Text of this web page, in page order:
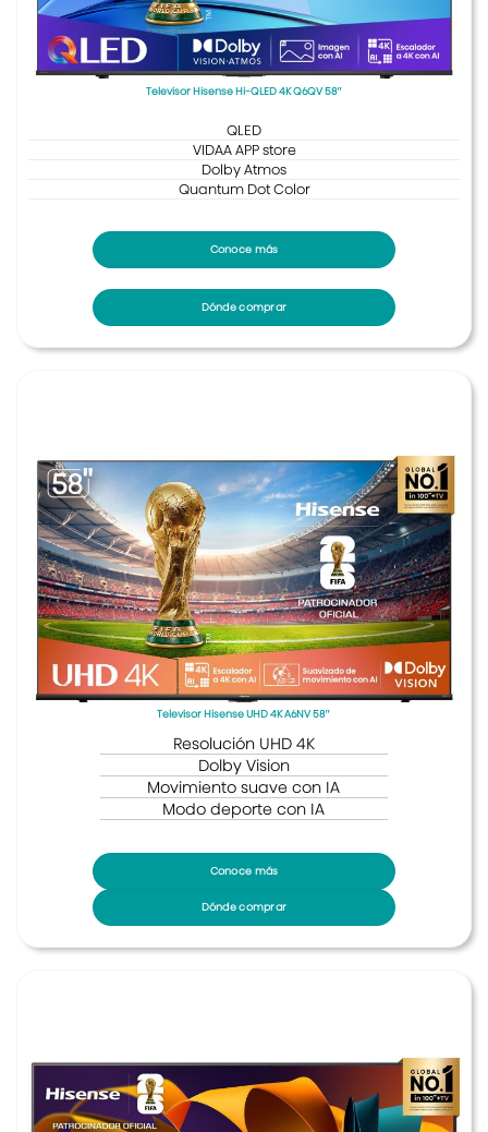
Televisor Hisense Hi-QLED 4K Q6QV 58″
QLED
VIDAA APP store
Dolby Atmos
Quantum Dot Color
Conoce más
Dónde comprar
Televisor Hisense UHD 4K A6NV 58″
Resolución UHD 4K
Dolby Vision
Movimiento suave con IA
Modo deporte con IA
Conoce más
Dónde comprar